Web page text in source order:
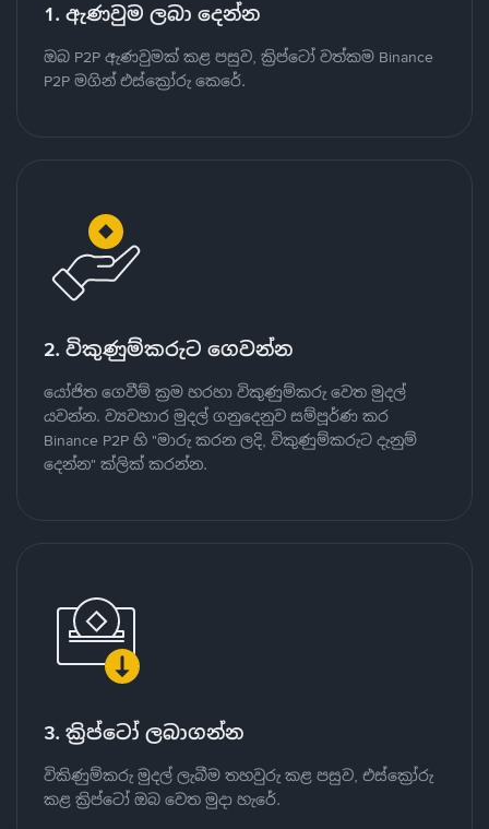
1. ඇණවුම ලබා දෙන්න
ඔබ P2P ඇණවුමක් කළ පසුව, ක්‍රිප්ටෝ වත්කම Binance
P2P මගින් එස්ක්‍රෝරු කෙරේ.
2. විකුණුම්කරුට ගෙවන්න
යෝජිත ගෙවීම් ක්‍රම හරහා විකුණුම්කරු වෙත මුදල්
යවන්න. ව්‍යවහාර මුදල් ගනුදෙනුව සම්පූර්ණ කර
Binance P2P හි "මාරු කරන ලදි, විකුණුම්කරුට දැනුම්
දෙන්න" ක්ලික් කරන්න.
3. ක්‍රිප්ටෝ ලබාගන්න
විකිණුම්කරු මුදල් ලැබීම තහවුරු කළ පසුව, එස්ක්‍රෝරු
කළ ක්‍රිප්ටෝ ඔබ වෙත මුදා හැරේ.